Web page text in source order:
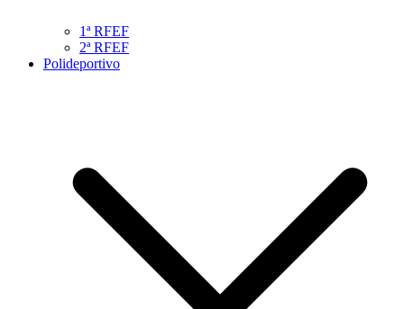
1ª RFEF
2ª RFEF
Polideportivo